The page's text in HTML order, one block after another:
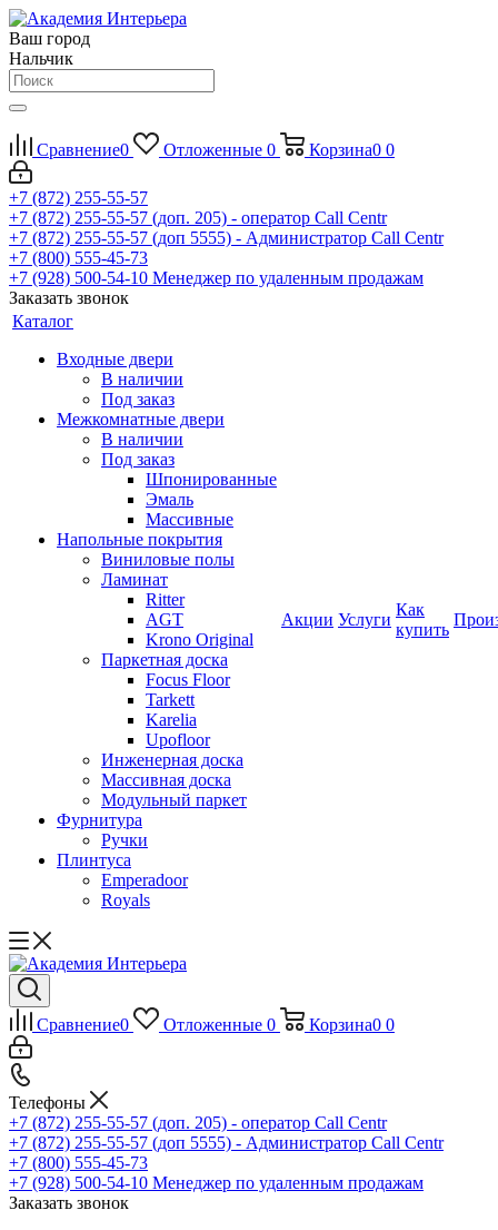
Ваш город
Нальчик
Сравнение0 Отложенные 0 Корзина0 0
+7 (872) 255-55-57
+7 (872) 255-55-57 (доп. 205) - оператор Call Centr
+7 (872) 255-55-57 (доп 5555) - Администратор Call Centr
+7 (800) 555-45-73
+7 (928) 500-54-10 Менеджер по удаленным продажам
Заказать звонок
Каталог
Входные двери
В наличии
Под заказ
Межкомнатные двери
В наличии
Под заказ
Шпонированные
Эмаль
Массивные
Напольные покрытия
Виниловые полы
Ламинат
Ritter
AGT
Krono Original
Паркетная доска
Focus Floor
Tarkett
Karelia
Upofloor
Инженерная доска
Массивная доска
Модульный паркет
Фурнитура
Ручки
Плинтуса
Emperadoor
Royals
Акции Услуги
Как
купить
Сравнение0 Отложенные 0 Корзина0 0
Телефоны
+7 (872) 255-55-57 (доп. 205) - оператор Call Centr
+7 (872) 255-55-57 (доп 5555) - Администратор Call Centr
+7 (800) 555-45-73
+7 (928) 500-54-10 Менеджер по удаленным продажам
Заказать звонок